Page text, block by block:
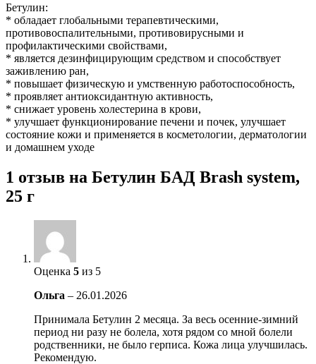
Бетулин:
* обладает глобальными терапевтическими,
противовоспалительными, противовирусными и
профилактическими свойствами,
* является дезинфицирующим средством и способствует
заживлению ран,
* повышает физическую и умственную работоспособность,
* проявляет антиоксидантную активность,
* снижает уровень холестерина в крови,
* улучшает функционирование печени и почек, улучшает
состояние кожи и применяется в косметологии, дерматологии
и домашнем уходе
1 отзыв на Бетулин БАД Brash system,
25 г
Оценка 5 из 5
Ольга – 26.01.2026
Принимала Бетулин 2 месяца. За весь осенние-зимний
период ни разу не болела, хотя рядом со мной болели
родственники, не было герписа. Кожа лица улучшилась.
Рекомендую.